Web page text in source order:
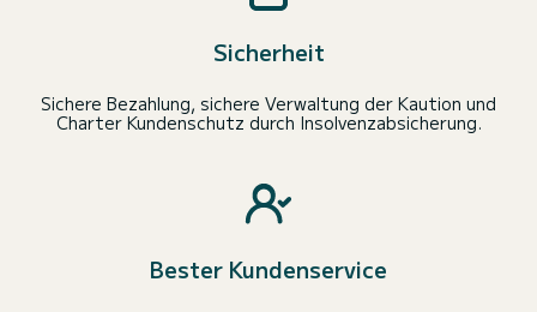
Sicherheit
Sichere Bezahlung, sichere Verwaltung der Kaution und
Charter Kundenschutz durch Insolvenzabsicherung.
Bester Kundenservice